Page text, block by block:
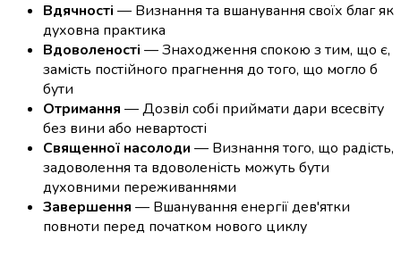
Вдячності — Визнання та вшанування своїх благ як
духовна практика
Вдоволеності — Знаходження спокою з тим, що є,
замість постійного прагнення до того, що могло б
бути
Отримання — Дозвіл собі приймати дари всесвіту
без вини або невартості
Священної насолоди — Визнання того, що радість,
задоволення та вдоволеність можуть бути
духовними переживаннями
Завершення — Вшанування енергії дев'ятки
повноти перед початком нового циклу